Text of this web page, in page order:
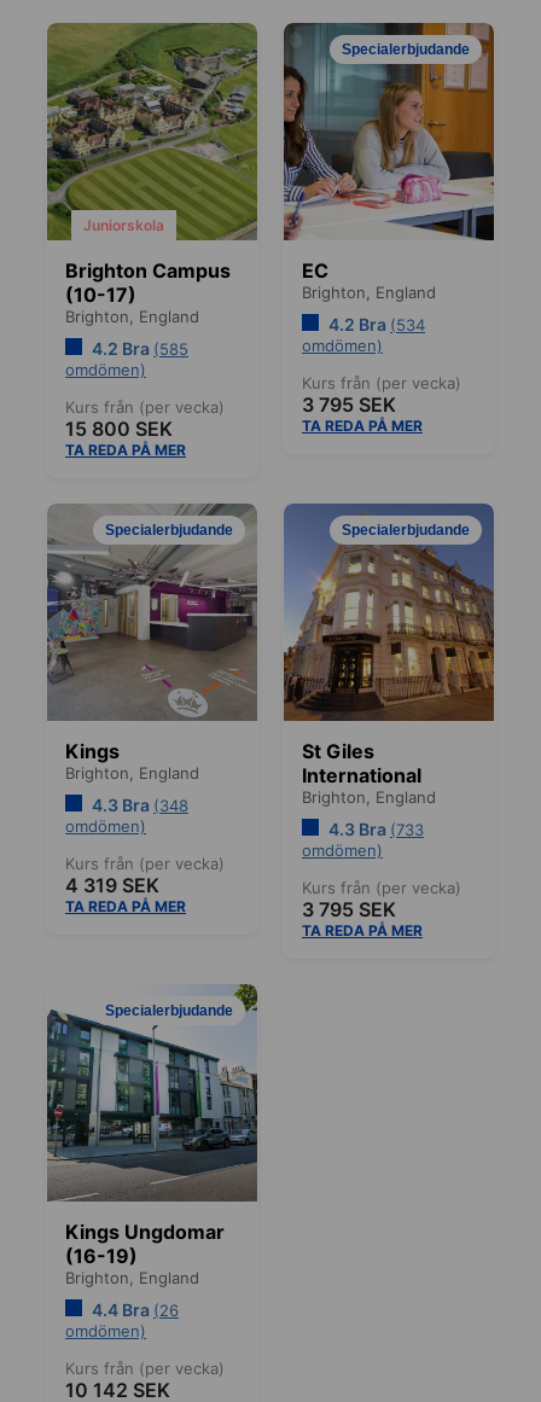
Juniorskola
Brighton Campus
(10-17)
Brighton, England
4.2 Bra (585
omdömen)
Kurs från (per vecka)
15 800 SEK
TA REDA PÅ MER
Specialerbjudande
EC
Brighton, England
4.2 Bra (534
omdömen)
Kurs från (per vecka)
3 795 SEK
TA REDA PÅ MER
Specialerbjudande
Kings
Brighton, England
4.3 Bra (348
omdömen)
Kurs från (per vecka)
4 319 SEK
TA REDA PÅ MER
Specialerbjudande
St Giles
International
Brighton, England
4.3 Bra (733
omdömen)
Kurs från (per vecka)
3 795 SEK
TA REDA PÅ MER
Specialerbjudande
Kings Ungdomar
(16-19)
Brighton, England
4.4 Bra (26
omdömen)
Kurs från (per vecka)
10 142 SEK